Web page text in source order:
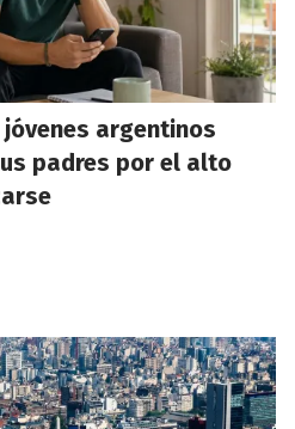
argentinos
padres por el alto